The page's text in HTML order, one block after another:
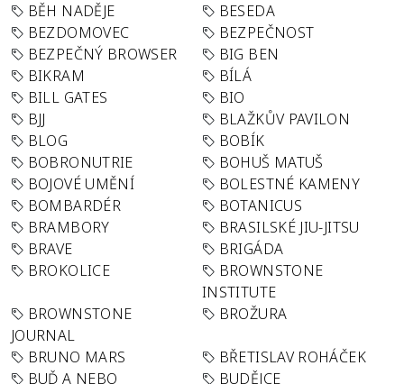
BĚH NADĚJE
BESEDA
BEZDOMOVEC
BEZPEČNOST
BEZPEČNÝ BROWSER
BIG BEN
BIKRAM
BÍLÁ
BILL GATES
BIO
BJJ
BLAŽKŮV PAVILON
BLOG
BOBÍK
BOBRONUTRIE
BOHUŠ MATUŠ
BOJOVÉ UMĚNÍ
BOLESTNÉ KAMENY
BOMBARDÉR
BOTANICUS
BRAMBORY
BRASILSKÉ JIU-JITSU
BRAVE
BRIGÁDA
BROKOLICE
BROWNSTONE
INSTITUTE
BROWNSTONE
JOURNAL
BROŽURA
BRUNO MARS
BŘETISLAV ROHÁČEK
BUĎ A NEBO
BUDĚJCE